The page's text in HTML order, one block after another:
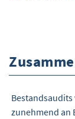
zunehmend an